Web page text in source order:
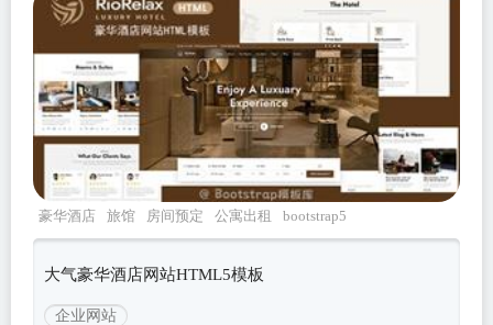
豪华酒店 旅馆 房间预定 公寓出租 bootstrap5
大气豪华酒店网站HTML5模板
企业网站